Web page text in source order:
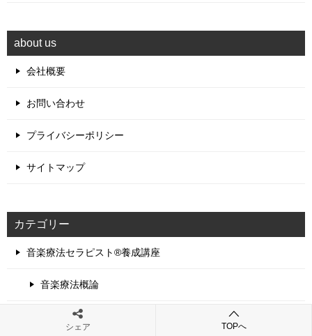
about us
会社概要
お問い合わせ
プライバシーポリシー
サイトマップ
カテゴリー
音楽療法セラピスト®養成講座
音楽療法概論
セラピストの自己理解
シェア TOPへ